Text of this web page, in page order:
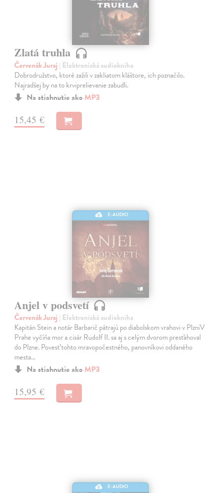
Zlatá truhla
Červenák Juraj | Elektronická audiokniha
Dobrodružstvo, ktoré zažili v zakliatom kláštore, ich poznačilo.
Najradšej by na to krviprelievanie zabudli.
Na stiahnutie ako MP3
15,45 €
E-AUDIO
Anjel v podsvetí
Červenák Juraj | Elektronická audiokniha
Kapitán Stein a notár Barbarič pátrajú po diabolskom vrahovi v PlzniV
Prahe vyčíňa mor a cisár Rudolf II. sa aj s celým dvorom presťahoval
do Plzne. Povesť tohto mravopočestného, panovníkovi oddaného
mesta…
Na stiahnutie ako MP3
15,95 €
E-AUDIO